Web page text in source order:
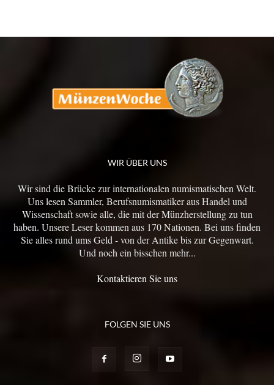
WIR ÜBER UNS
Wir sind die Brücke zur internationalen numismatischen Welt.
Uns lesen Sammler, Berufsnumismatiker aus Handel und
Wissenschaft sowie alle, die mit der Münzherstellung zu tun
haben. Unsere Leser kommen aus 170 Nationen. Bei uns finden
Sie alles rund ums Geld - von der Antike bis zur Gegenwart.
Und noch ein bisschen mehr...
Kontaktieren Sie uns
FOLGEN SIE UNS